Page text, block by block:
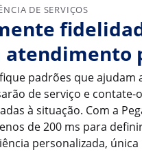
DE SERVIÇOS
atendimento
padrões que ajudam
de serviço e
à situação. Com a
de 200 ms para
personalizada,